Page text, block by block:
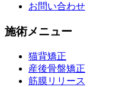
お問い合わせ
施術メニュー
猫背矯正
産後骨盤矯正
筋膜リリース